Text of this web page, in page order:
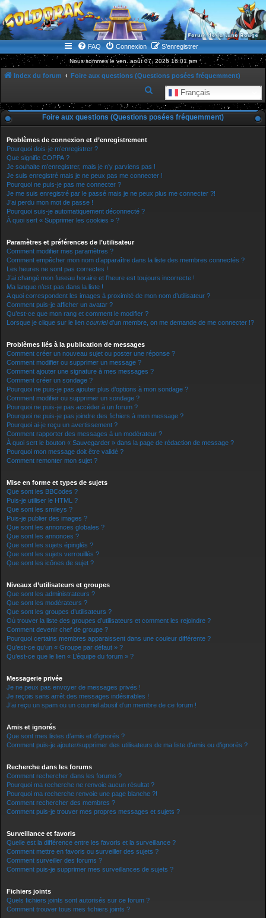
WWW.GOLDORAKGO.COM
le site de la Lune Rouge
FAQ Connexion S’enregistrer
Nous sommes le ven. août 07, 2026 16:01 pm
Index du forum Foire aux questions (Questions posées fréquemment)
Français
e
c
c
Foire aux questions (Questions posées fréquemment)
Problèmes de connexion et d’enregistrement
Pourquoi dois-je m’enregistrer ?
Que signifie COPPA ?
Je souhaite m’enregistrer, mais je n’y parviens pas !
Je suis enregistré mais je ne peux pas me connecter !
Pourquoi ne puis-je pas me connecter ?
Je me suis enregistré par le passé mais je ne peux plus me connecter ?!
J’ai perdu mon mot de passe !
Pourquoi suis-je automatiquement déconnecté ?
À quoi sert « Supprimer les cookies » ?
Paramètres et préférences de l’utilisateur
Comment modifier mes paramètres ?
Comment empêcher mon nom d’apparaître dans la liste des membres connectés ?
Les heures ne sont pas correctes !
J’ai changé mon fuseau horaire et l’heure est toujours incorrecte !
Ma langue n’est pas dans la liste !
A quoi correspondent les images à proximité de mon nom d’utilisateur ?
Comment puis-je afficher un avatar ?
Qu’est-ce que mon rang et comment le modifier ?
Lorsque je clique sur le lien courrield’un membre, on me demande de me connecter !?
Problèmes liés à la publication de messages
Comment créer un nouveau sujet ou poster une réponse ?
Comment modifier ou supprimer un message ?
Comment ajouter une signature à mes messages ?
Comment créer un sondage ?
Pourquoi ne puis-je pas ajouter plus d’options à mon sondage ?
Comment modifier ou supprimer un sondage ?
Pourquoi ne puis-je pas accéder à un forum ?
Pourquoi ne puis-je pas joindre des fichiers à mon message ?
Pourquoi ai-je reçu un avertissement ?
Comment rapporter des messages à un modérateur ?
À quoi sert le bouton « Sauvegarder » dans la page de rédaction de message ?
Pourquoi mon message doit être validé ?
Comment remonter mon sujet ?
Mise en forme et types de sujets
Que sont les BBCodes ?
Puis-je utiliser le HTML ?
Que sont les smileys ?
Puis-je publier des images ?
Que sont les annonces globales ?
Que sont les annonces ?
Que sont les sujets épinglés ?
Que sont les sujets verrouillés ?
Que sont les icônes de sujet ?
Niveaux d’utilisateurs et groupes
Que sont les administrateurs ?
Que sont les modérateurs ?
Que sont les groupes d’utilisateurs ?
Où trouver la liste des groupes d’utilisateurs et comment les rejoindre ?
Comment devenir chef de groupe ?
Pourquoi certains membres apparaissent dans une couleur différente ?
Qu’est-ce qu’un « Groupe par défaut » ?
Qu’est-ce que le lien « L’équipe du forum » ?
Messagerie privée
Je ne peux pas envoyer de messages privés !
Je reçois sans arrêt des messages indésirables !
J’ai reçu un spam ou un courriel abusif d’un membre de ce forum !
Amis et ignorés
Que sont mes listes d’amis et d’ignorés ?
Comment puis-je ajouter/supprimer des utilisateurs de ma liste d’amis ou d’ignorés ?
Recherche dans les forums
Comment rechercher dans les forums ?
Pourquoi ma recherche ne renvoie aucun résultat ?
Pourquoi ma recherche renvoie une page blanche ?!
Comment rechercher des membres ?
Comment puis-je trouver mes propres messages et sujets ?
Surveillance et favoris
Quelle est la différence entre les favoris et la surveillance ?
Comment mettre en favoris ou surveiller des sujets ?
Comment surveiller des forums ?
Comment puis-je supprimer mes surveillances de sujets ?
Fichiers joints
Quels fichiers joints sont autorisés sur ce forum ?
Comment trouver tous mes fichiers joints ?